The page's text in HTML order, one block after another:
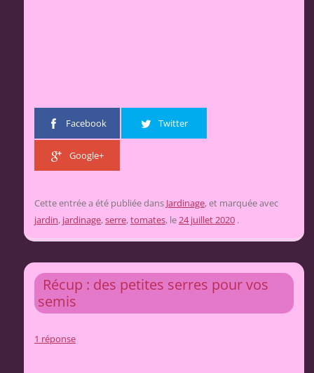
Facebook Twitter
Google+
Cette entrée a été publiée dans Jardinage, et marquée avec
jardin, jardinage,serre,tomates, le24 juillet 2020 .
Récup : des petites serres pour vos
semis
1 réponse